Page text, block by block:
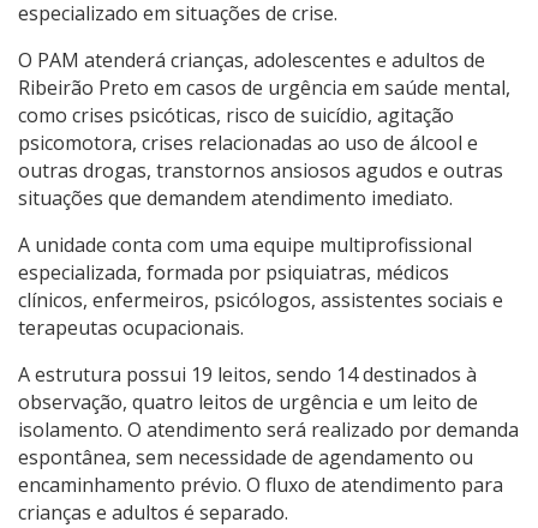
especializado em situações de crise.
O PAM atenderá crianças, adolescentes e adultos de
Ribeirão Preto em casos de urgência em saúde mental,
como crises psicóticas, risco de suicídio, agitação
psicomotora, crises relacionadas ao uso de álcool e
outras drogas, transtornos ansiosos agudos e outras
situações que demandem atendimento imediato.
A unidade conta com uma equipe multiprofissional
especializada, formada por psiquiatras, médicos
clínicos, enfermeiros, psicólogos, assistentes sociais e
terapeutas ocupacionais.
A estrutura possui 19 leitos, sendo 14 destinados à
observação, quatro leitos de urgência e um leito de
isolamento. O atendimento será realizado por demanda
espontânea, sem necessidade de agendamento ou
encaminhamento prévio. O fluxo de atendimento para
crianças e adultos é separado.